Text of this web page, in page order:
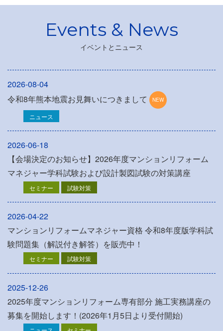
イベントとニュース
2026-08-04
令和8年熊本地震お見舞いにつきまして
ニュース
2026-06-18
【会場決定のお知らせ】2026年度マンションリフォーム
マネジャー学科試験および設計製図試験の対策講座
セミナー 試験対策
2026-04-22
マンションリフォームマネジャー資格 令和8年度版学科試
験問題集（解説付き解答）を販売中！
セミナー 試験対策
2025-12-26
2025年度マンションリフォーム専有部分 施工実務講座の
募集を開始します！(2026年1月5日より受付開始)